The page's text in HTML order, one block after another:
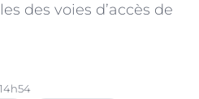
des voies d’accès de